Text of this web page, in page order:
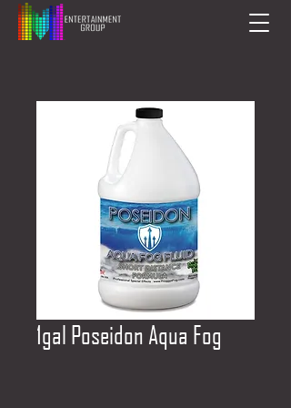
1gal Poseidon Aqua Fog